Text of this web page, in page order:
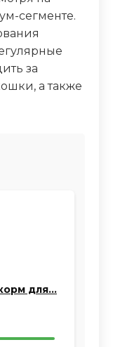
сегменте.
за
а также
для…